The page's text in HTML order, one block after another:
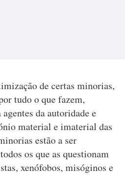
de certas minorias,
tudo o que fazem,
da autoridade e
material e imaterial das
estão a ser
os que as questionam
xenófobos, misóginos e